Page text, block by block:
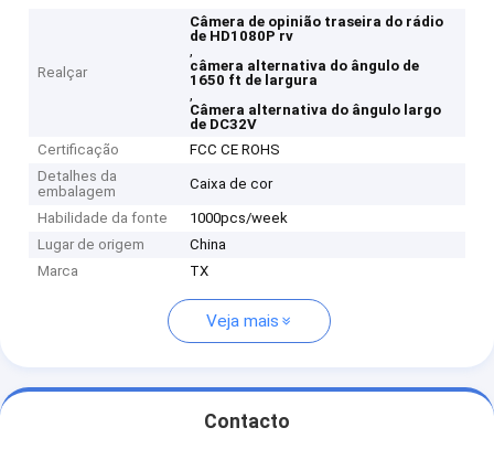
Realçar
Câmera de opinião traseira do rádio
de HD1080P rv
,
câmera alternativa do ângulo de
1650 ft de largura
,
Câmera alternativa do ângulo largo
de DC32V
Certificação
FCC CE ROHS
Detalhes da
embalagem
Caixa de cor
Habilidade da fonte
1000pcs/week
Lugar de origem
China
Marca
TX
Veja mais
Contacto